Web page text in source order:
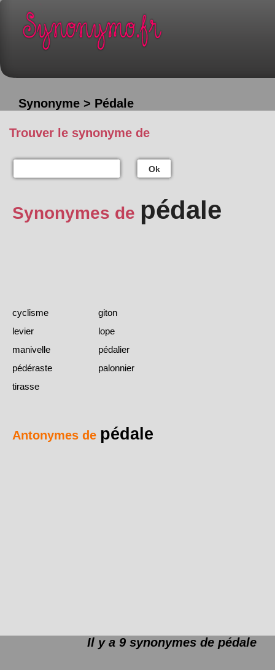
Synonyme > Pédale
Trouver le synonyme de
Ok
Synonymes de pédale
cyclisme
giton
levier
lope
manivelle
pédalier
pédéraste
palonnier
tirasse
Antonymes de pédale
Il y a 9 synonymes de pédale